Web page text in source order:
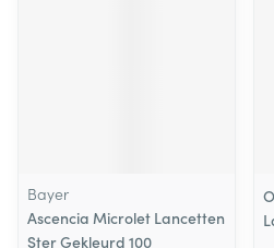
Bayer
Ascencia Microlet Lancetten
Ster Gekleurd 100